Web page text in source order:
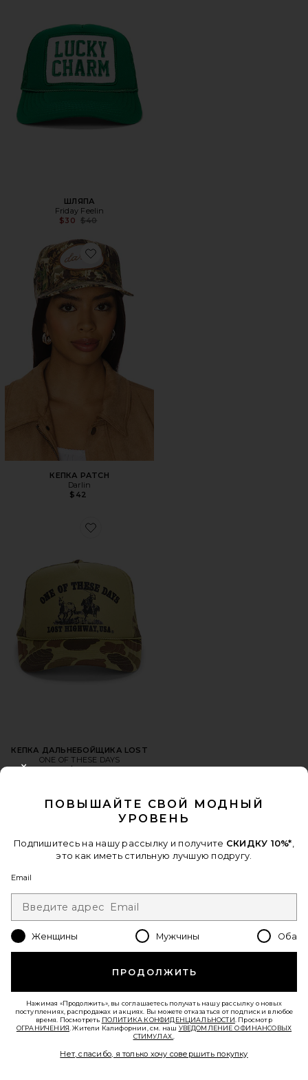
ШЛЯПА
Friday Feelin
$30 Previous price:
$40
Favorite КЕПКА PATCH
КЕПКА PATCH
Darlin
$42
Favorite КЕПКА ДАЛЬНЕБОЙЩИКА LOST
КЕПКА ДАЛЬНЕБОЙЩИКА LOST
ONE OF THESE DAYS
$40
Favorite КЕПКА OUT OF OFFICE
КЕПКА OUT OF OFFICE
DEPARTURE
ПОВЫШАЙТЕ СВОЙ МОДНЫЙ
УРОВЕНЬ
Подпишитесь на нашу рассылку и получите СКИДКУ 10%*
это как иметь стильную лучшую подругу.
Email
Женщины Мужчины Оба
ПРОДОЛЖИТЬ
Нажимая «Продолжить», вы соглашаетесь получать нашу рассылку о новых
поступлениях, распродажах и акциях. Вы можете отказаться от подписки в любое
время. Посмотреть ПОЛИТИКА КОНФИДЕНЦИАЛЬНОСТИ . Просмотр
ОГРАНИЧЕНИЯ . Жители Калифорнии, см. наш УВЕДОМЛЕНИЕ О ФИНАНСОВЫХ
СТИМУЛАХ.
Нет, спасибо, я только хочу совершить покупку